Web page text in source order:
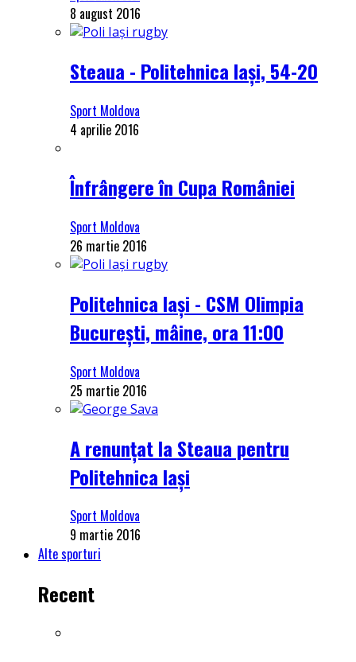
8 august 2016
Steaua - Politehnica Iași, 54-20
Sport Moldova
4 aprilie 2016
Înfrângere în Cupa României
Sport Moldova
26 martie 2016
Politehnica Iași - CSM Olimpia
București, mâine, ora 11:00
Sport Moldova
25 martie 2016
A renunțat la Steaua pentru
Politehnica Iași
Sport Moldova
9 martie 2016
Alte sporturi
Recent